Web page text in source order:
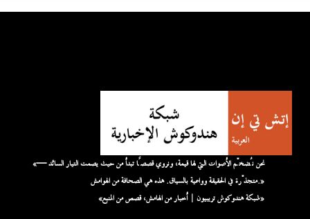
«نحن نُضخّم الأصوات التي لها قيمة، ونروي قصصًا تبدأ من حيث يصمت التيار السائد —
متجذّرة في الحقيقة وواعية بالسياق. هذه هي الصحافة من الهوامش.»
«شبكة هندوكوش تريبيون | أخبار من الهامش، قصص من المنبع»